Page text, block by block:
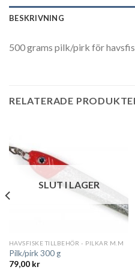
BESKRIVNING
500 grams pilk/pirk för
RELATERADE
SLUT I LAGER
HAVSFISKE TILLBEHÖR - PILKAR M.M
Pilk/pirk 300 g
79,00 kr